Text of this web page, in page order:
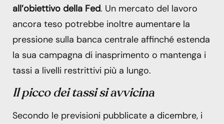
all’obiettivo della Fed. Un mercato del lavoro
ancora teso potrebbe inoltre aumentare la
pressione sulla banca centrale affinché estenda
la sua campagna di inasprimento o mantenga i
tassi a livelli restrittivi più a lungo.
Il picco dei tassi si avvicina
Secondo le previsioni pubblicate a dicembre, i